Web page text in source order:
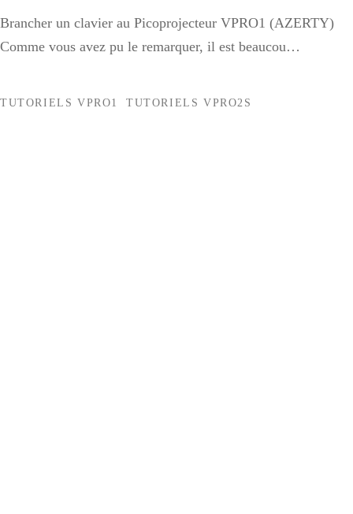
Brancher un clavier au Picoprojecteur VPRO1 (AZERTY)
Comme vous avez pu le remarquer, il est beaucou…
TUTORIELS VPRO1 TUTORIELS VPRO2S